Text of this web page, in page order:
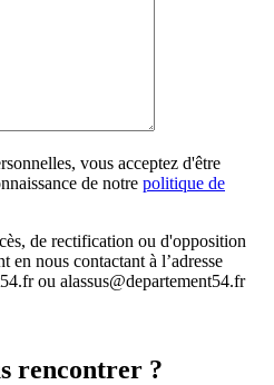
vous acceptez d'être
de notre politique de
de rectification ou d'opposition
en nous contactant à l’adresse
ou alassus@departement54.fr
rencontrer ?